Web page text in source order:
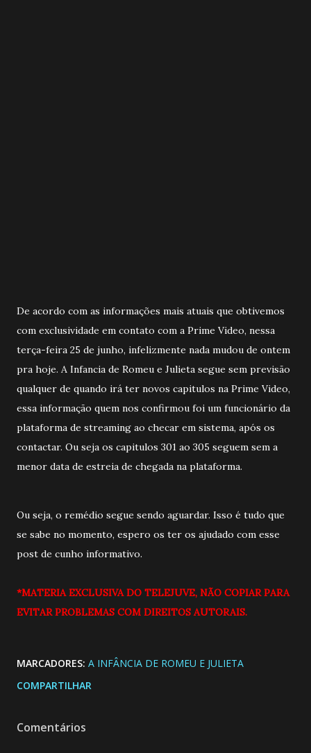
De acordo com as informações mais atuais que obtivemos
com exclusividade em contato com a Prime Video, nessa
terça-feira 25 de junho, infelizmente nada mudou de ontem
pra hoje. A Infancia de Romeu e Julieta segue sem previsão
qualquer de quando irá ter novos capitulos na Prime Video,
essa informação quem nos confirmou foi um funcionário da
plataforma de streaming ao checar em sistema, após os
contactar. Ou seja os capitulos 301 ao 305 seguem sem a
menor data de estreia de chegada na plataforma.
Ou seja, o remédio segue sendo aguardar. Isso é tudo que
se sabe no momento, espero os ter os ajudado com esse
post de cunho informativo.
*MATERIA EXCLUSIVA DO TELEJUVE, NÃO COPIAR PARA
EVITAR PROBLEMAS COM DIREITOS AUTORAIS.
MARCADORES: A INFÂNCIA DE ROMEU E JULIETA
COMPARTILHAR
Comentários